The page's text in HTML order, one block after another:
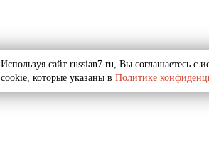
Используя сайт russian7.ru, Вы соглашаетесь с
cookie, которые указаны в Политике